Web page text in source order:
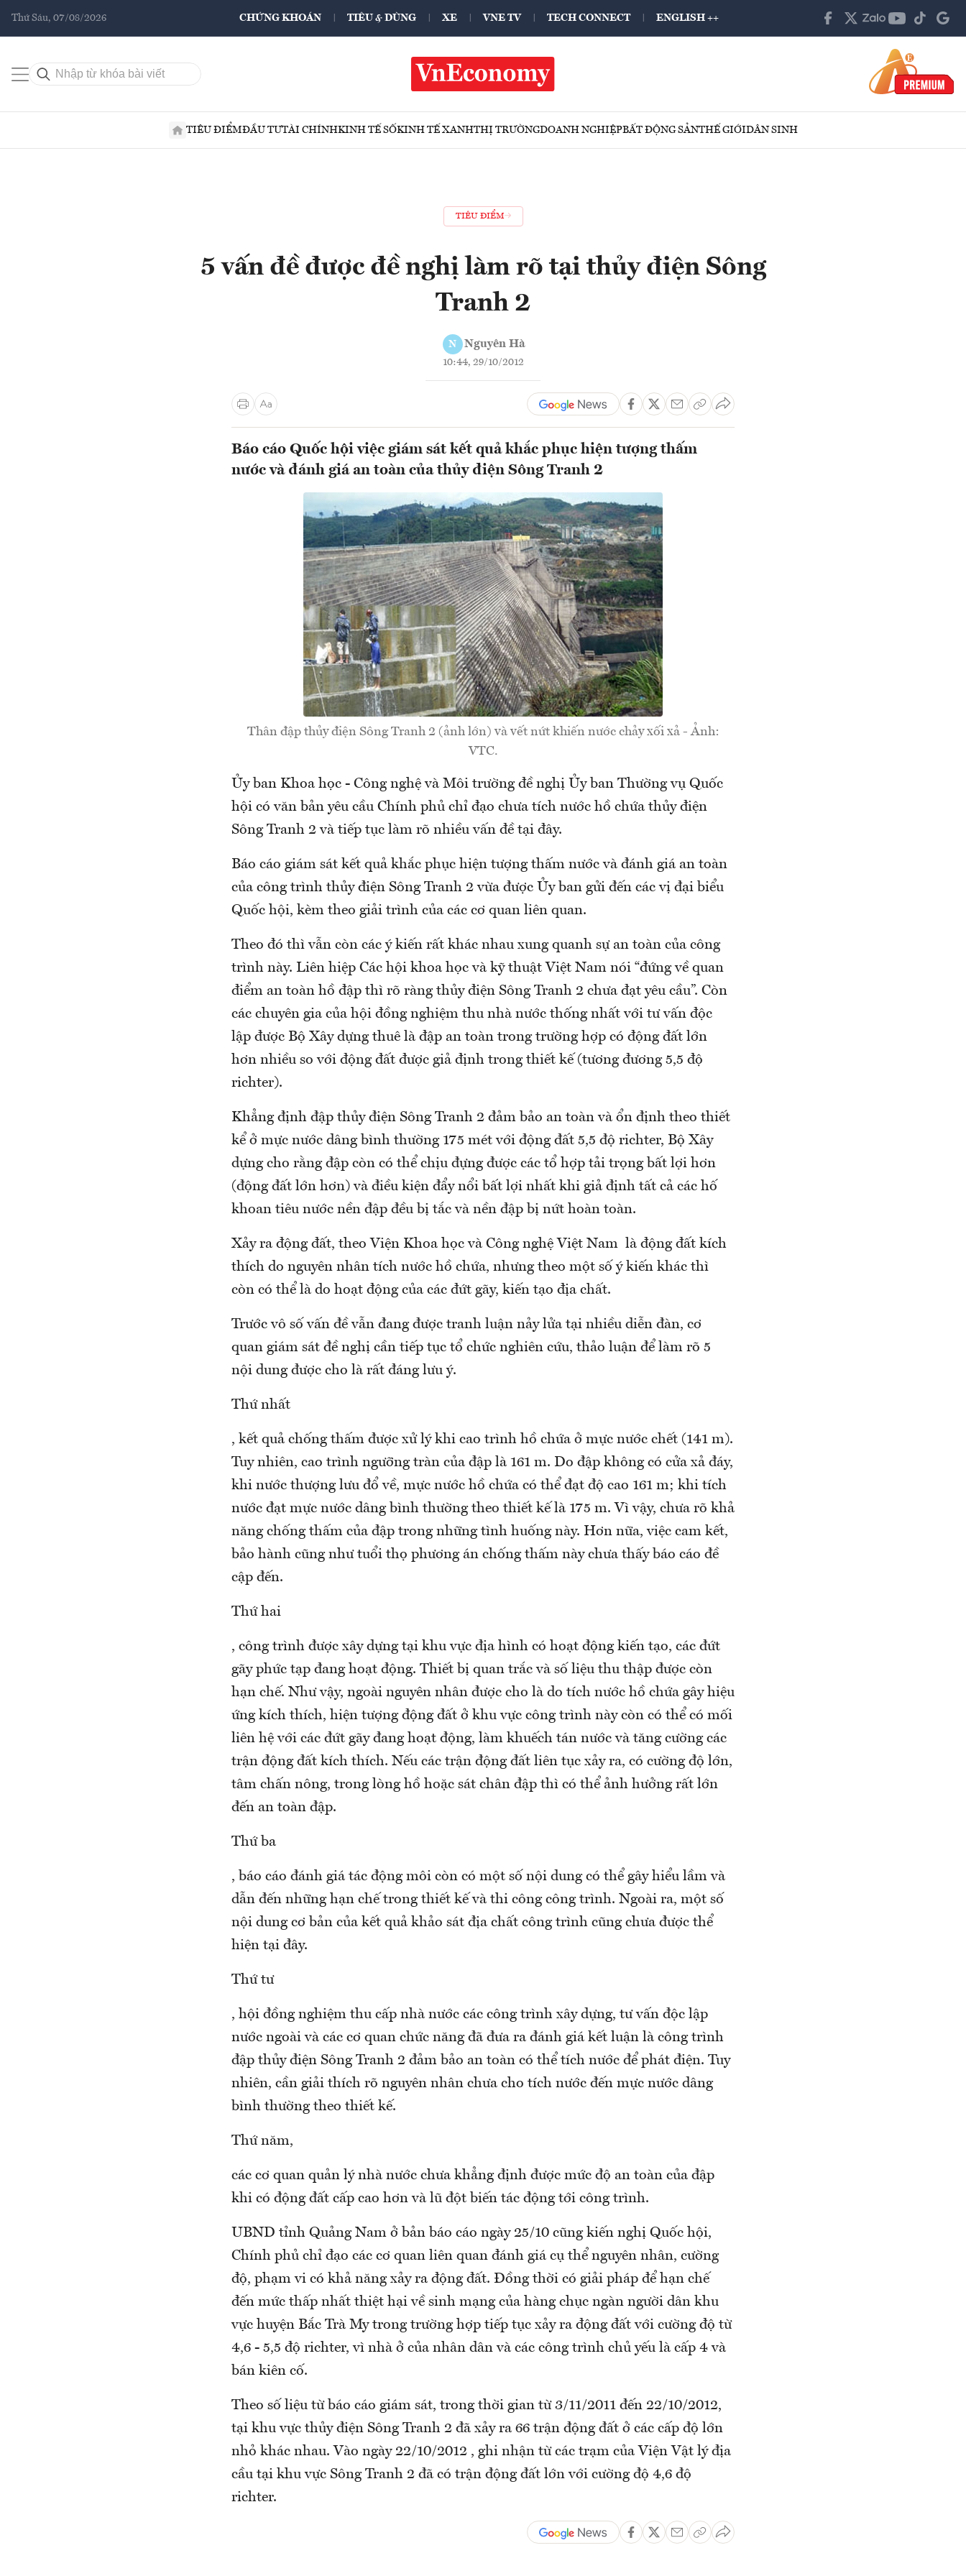
Thứ Sáu, 07/08/2026 CHỨNG KHOÁN TIÊU & DÙNG XE VNE TV TECH CONNECT ENGLISH ++
TIÊU ĐIỂMĐẦU TƯTÀI CHÍNHKINH TẾ SỐKINH TẾ XANHTHỊ TRƯỜNGDOANH NGHIỆPBẤT ĐỘNG SẢNTHẾ GIỚIDÂN SINH
TIÊU ĐIỂM
5 vấn đề được đề nghị làm rõ tại thủy điện Sông
Tranh 2
N Nguyên Hà
10:44, 29/10/2012
Báo cáo Quốc hội việc giám sát kết quả khắc phục hiện tượng thấm
nước và đánh giá an toàn của thủy điện Sông Tranh 2
Thân đập thủy điện Sông Tranh 2 (ảnh lớn) và vết nứt khiến nước chảy xối xả - Ảnh:
VTC.
Ủy ban Khoa học - Công nghệ và Môi trường đề nghị Ủy ban Thường vụ Quốc
hội có văn bản yêu cầu Chính phủ chỉ đạo chưa tích nước hồ chứa thủy điện
Sông Tranh 2 và tiếp tục làm rõ nhiều vấn đề tại đây.
Báo cáo giám sát kết quả khắc phục hiện tượng thấm nước và đánh giá an toàn
của công trình thủy điện Sông Tranh 2 vừa được Ủy ban gửi đến các vị đại biểu
Quốc hội, kèm theo giải trình của các cơ quan liên quan.
Theo đó thì vẫn còn các ý kiến rất khác nhau xung quanh sự an toàn của công
trình này. Liên hiệp Các hội khoa học và kỹ thuật Việt Nam nói “đứng về quan
điểm an toàn hồ đập thì rõ ràng thủy điện Sông Tranh 2 chưa đạt yêu cầu”. Còn
các chuyên gia của hội đồng nghiệm thu nhà nước thống nhất với tư vấn độc
lập được Bộ Xây dựng thuê là đập an toàn trong trường hợp có động đất lớn
hơn nhiều so với động đất được giả định trong thiết kế (tương đương 5,5 độ
richter).
Khẳng định đập thủy điện Sông Tranh 2 đảm bảo an toàn và ổn định theo thiết
kể ở mực nước dâng bình thường 175 mét với động đất 5,5 độ richter, Bộ Xây
dựng cho rằng đập còn có thể chịu đựng được các tổ hợp tải trọng bất lợi hơn
(động đất lớn hơn) và điều kiện đẩy nổi bất lợi nhất khi giả định tất cả các hố
khoan tiêu nước nền đập đều bị tắc và nền đập bị nứt hoàn toàn.
Xảy ra động đất, theo Viện Khoa học và Công nghệ Việt Nam là động đất kích
thích do nguyên nhân tích nước hồ chứa, nhưng theo một số ý kiến khác thì
còn có thể là do hoạt động của các đứt gãy, kiến tạo địa chất.
Trước vô số vấn đề vẫn đang được tranh luận nảy lửa tại nhiều diễn đàn, cơ
quan giám sát đề nghị cần tiếp tục tổ chức nghiên cứu, thảo luận để làm rõ 5
nội dung được cho là rất đáng lưu ý.
Thứ nhất
, kết quả chống thấm được xử lý khi cao trình hồ chứa ở mực nước chết (141 m).
Tuy nhiên, cao trình ngưỡng tràn của đập là 161 m. Do đập không có cửa xả đáy,
khi nước thượng lưu đổ về, mực nước hồ chứa có thể đạt độ cao 161 m; khi tích
nước đạt mực nước dâng bình thường theo thiết kế là 175 m. Vì vậy, chưa rõ khả
năng chống thấm của đập trong những tình huống này. Hơn nữa, việc cam kết,
bảo hành cũng như tuổi thọ phương án chống thấm này chưa thấy báo cáo đề
cập đến.
Thứ hai
, công trình được xây dựng tại khu vực địa hình có hoạt động kiến tạo, các đứt
gãy phức tạp đang hoạt động. Thiết bị quan trắc và số liệu thu thập được còn
hạn chế. Như vậy, ngoài nguyên nhân được cho là do tích nước hồ chứa gây hiệu
ứng kích thích, hiện tượng động đất ở khu vực công trình này còn có thể có mối
liên hệ với các đứt gãy đang hoạt động, làm khuếch tán nước và tăng cường các
trận động đất kích thích. Nếu các trận động đất liên tục xảy ra, có cường độ lớn,
tâm chấn nông, trong lòng hồ hoặc sát chân đập thì có thể ảnh hưởng rất lớn
đến an toàn đập.
Thứ ba
, báo cáo đánh giá tác động môi còn có một số nội dung có thể gây hiểu lầm và
dẫn đến những hạn chế trong thiết kế và thi công công trình. Ngoài ra, một số
nội dung cơ bản của kết quả khảo sát địa chất công trình cũng chưa được thể
hiện tại đây.
Thứ tư
, hội đồng nghiệm thu cấp nhà nước các công trình xây dựng, tư vấn độc lập
nước ngoài và các cơ quan chức năng đã đưa ra đánh giá kết luận là công trình
đập thủy điện Sông Tranh 2 đảm bảo an toàn có thể tích nước để phát điện. Tuy
nhiên, cần giải thích rõ nguyên nhân chưa cho tích nước đến mực nước dâng
bình thường theo thiết kế.
Thứ năm,
các cơ quan quản lý nhà nước chưa khẳng định được mức độ an toàn của đập
khi có động đất cấp cao hơn và lũ đột biến tác động tới công trình.
UBND tỉnh Quảng Nam ở bản báo cáo ngày 25/10 cũng kiến nghị Quốc hội,
Chính phủ chỉ đạo các cơ quan liên quan đánh giá cụ thể nguyên nhân, cường
độ, phạm vi có khả năng xảy ra động đất. Đồng thời có giải pháp để hạn chế
đến mức thấp nhất thiệt hại về sinh mạng của hàng chục ngàn người dân khu
vực huyện Bắc Trà My trong trường hợp tiếp tục xảy ra động đất với cường độ từ
4,6 - 5,5 độ richter, vì nhà ở của nhân dân và các công trình chủ yếu là cấp 4 và
bán kiên cố.
Theo số liệu từ báo cáo giám sát, trong thời gian từ 3/11/2011 đến 22/10/2012,
tại khu vực thủy điện Sông Tranh 2 đã xảy ra 66 trận động đất ở các cấp độ lớn
nhỏ khác nhau. Vào ngày 22/10/2012 , ghi nhận từ các trạm của Viện Vật lý địa
cầu tại khu vực Sông Tranh 2 đã có trận động đất lớn với cường độ 4,6 độ
richter.